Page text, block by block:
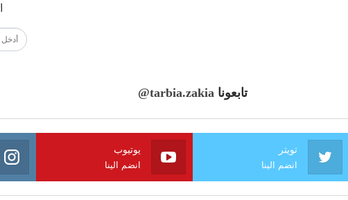
تابعونا @tarbia.zakia
تويتر
انضم الينا
يوتيوب
انضم الينا